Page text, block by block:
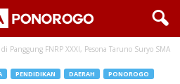
Panggung FNRP XXXI, Pesona Taruno Suryo SMA
PENDIDIKAN DAERAH PONOROGO